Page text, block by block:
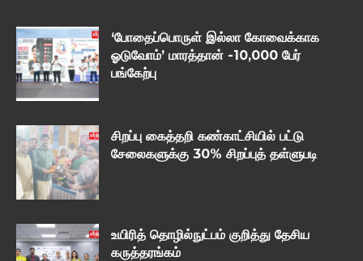
‘போதைப்பொருள் இல்லா கோவைக்காக
ஓடுவோம்’ மாரத்தான் -10,000 பேர்
பங்கேற்பு
சிறப்பு கைத்தறி கண்காட்சியில் பட்டு
சேலைகளுக்கு 30% சிறப்புத் தள்ளுபடி
உயிரித் தொழில்நுட்பம் குறித்து தேசிய
கருத்தரங்கம்